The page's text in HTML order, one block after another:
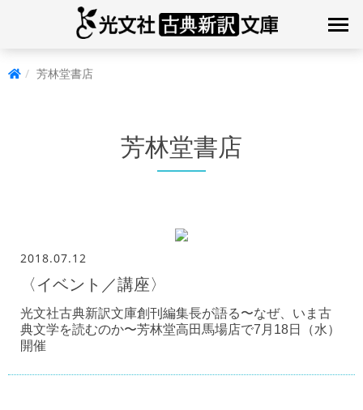
芳林堂書店
芳林堂書店
2018.07.12
〈イベント／講座〉
光文社古典新訳文庫創刊編集長が語る〜なぜ、いま古
典文学を読むのか〜芳林堂高田馬場店で7月18日（水）
開催